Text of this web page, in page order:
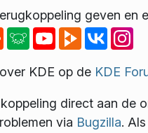
geven en
KDE op de KDE
direct aan de
via Bugzilla.